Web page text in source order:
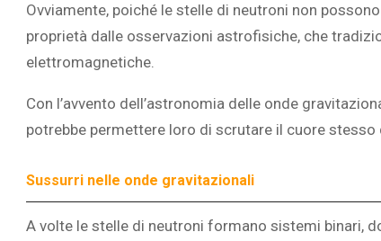
Ovviamente, poiché le stelle di neutroni non
proprietà dalle osservazioni astrofisiche, che
elettromagnetiche.
Con l’avvento dell’astronomia delle onde
potrebbe permettere loro di scrutare il cuore stesso
Sussurri nelle onde gravitazionali
A volte le stelle di neutroni formano sistemi binari,